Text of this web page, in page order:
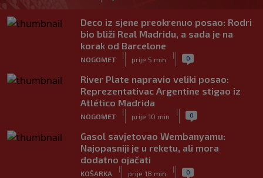
Deco iz sjene preokrenuo posao: Rodri
bio bliži Real Madridu, a sada je na
korak od Barcelone
NOGOMET
|
prije 5 min
| 0
River Plate napravio veliki posao:
Reprezentativac Argentine stigao iz
Atlético Madrida
NOGOMET
|
prije 10 min
| 0
Gasol savjetovao Wembanyamu:
Najopasniji je u reketu, ali mora
dodatno ojačati
KOŠARKA
|
prije 18 min
| 0